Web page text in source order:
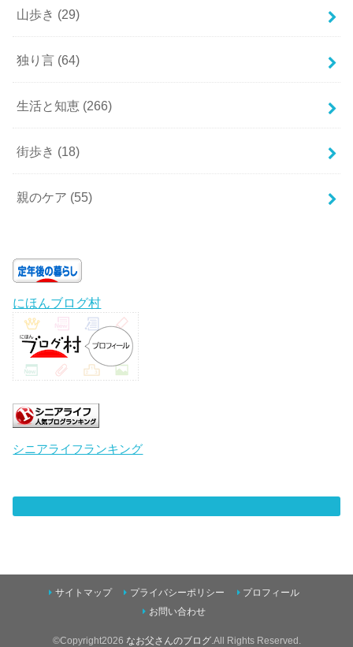
山歩き (29)
独り言 (64)
生活と知恵 (266)
街歩き (18)
親のケア (55)
にほんブログ村
シニアライフランキング
サイトマップ プライバシーポリシー
プロフィール
お問い合わせ
©Copyright2026 なお父さんのブログ.All Rights Reserved.